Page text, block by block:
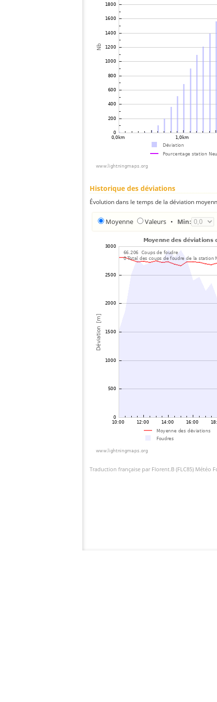
Historique des déviations
Évolution dans le temps de la déviation
Moyenne Valeurs • Min:
Traduction française par Florent.B (FLC85) Météo